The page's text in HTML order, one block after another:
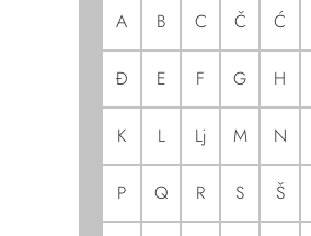
A B C Č Ć
Đ E F G H
K L Lj M N
P Q R S Š